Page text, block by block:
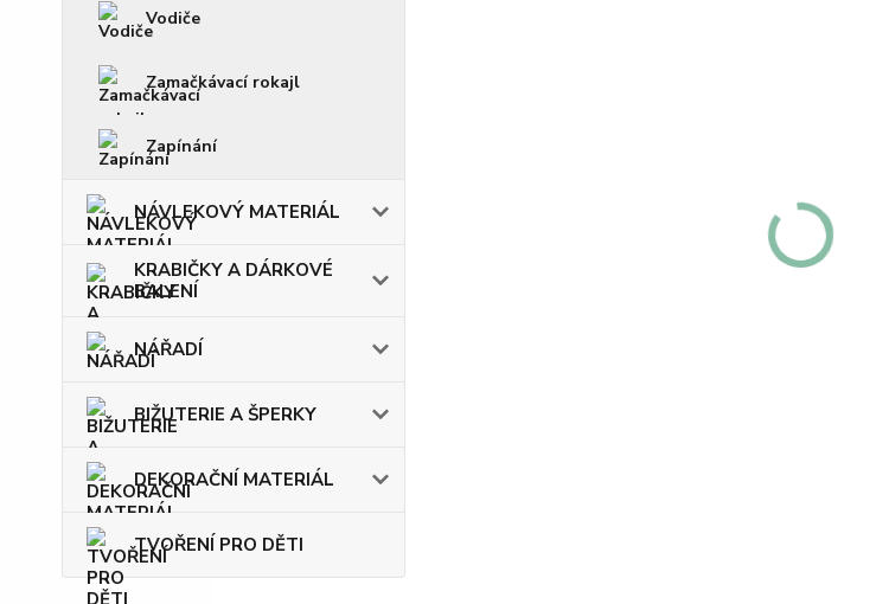
Vodiče
Zamačkávací rokajl
Zapínání
NÁVLEKOVÝ MATERIÁL
KRABIČKY A DÁRKOVÉ
BALENÍ
NÁŘADÍ
BIŽUTERIE A ŠPERKY
DEKORAČNÍ MATERIÁL
TVOŘENÍ PRO DĚTI